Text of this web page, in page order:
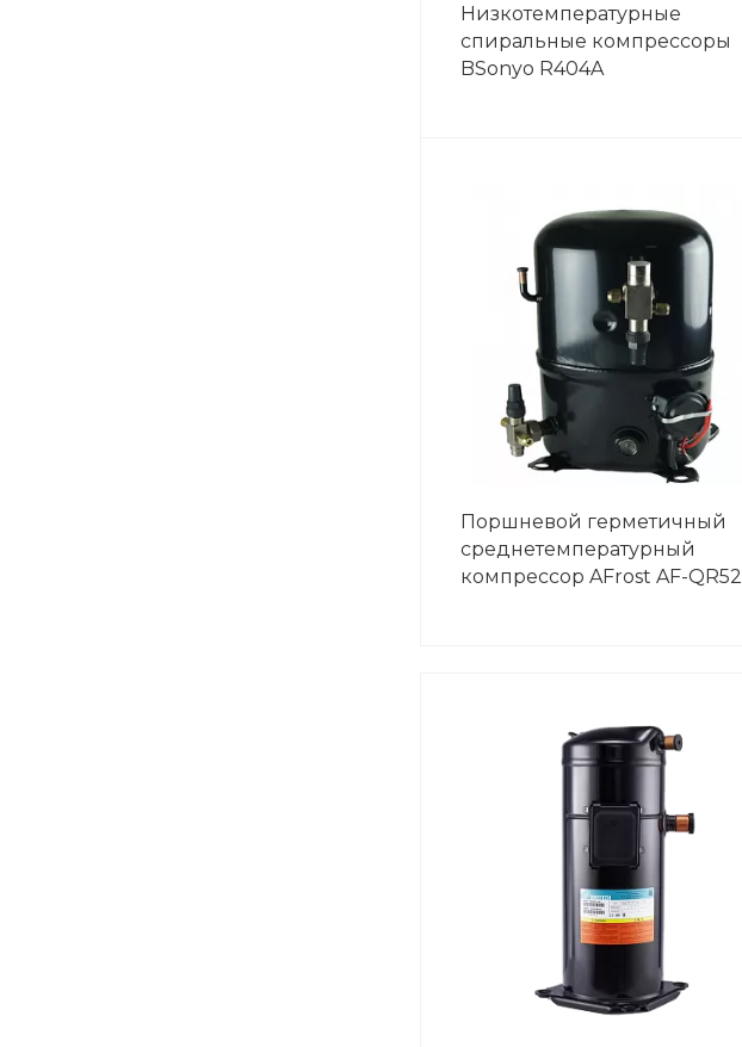
Низкотемпературные
спиральные компрессоры
BSonyo R404A
Поршневой герметичный
среднетемпературный
компрессор AFrost AF-QR52